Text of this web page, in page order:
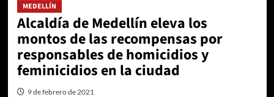
MEDELLÍN
Alcaldía de Medellín eleva los
montos de las recompensas por
responsables de homicidios y
feminicidios en la ciudad
9 de febrero de 2021